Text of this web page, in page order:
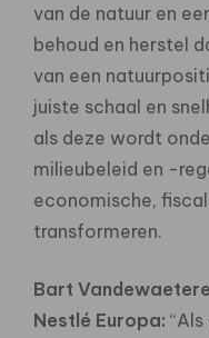
van de natuur en
behoud en herstel
van een
juiste schaal en
als deze wordt
milieubeleid en -
economische,
transformeren.
Bart
Nestlé Europa: